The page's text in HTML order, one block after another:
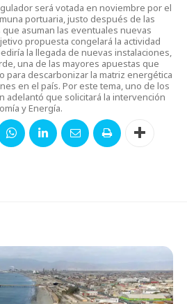
será votada en noviembre por el
portuaria, justo después de las
asuman las eventuales nuevas
propuesta congelará la actividad
la llegada de nuevas instalaciones,
una de las mayores apuestas que
para descarbonizar la matriz energética
en el país. Por este tema, uno de los
adelantó que solicitará la intervención
y Energía.